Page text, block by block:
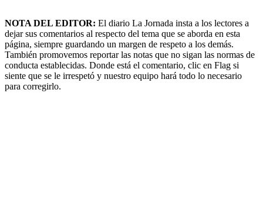
NOTA DEL EDITOR: El diario La Jornada insta a los lectores a
dejar sus comentarios al respecto del tema que se aborda en esta
página, siempre guardando un margen de respeto a los demás.
También promovemos reportar las notas que no sigan las normas de
conducta establecidas. Donde está el comentario, clic en Flag si
siente que se le irrespetó y nuestro equipo hará todo lo necesario
para corregirlo.